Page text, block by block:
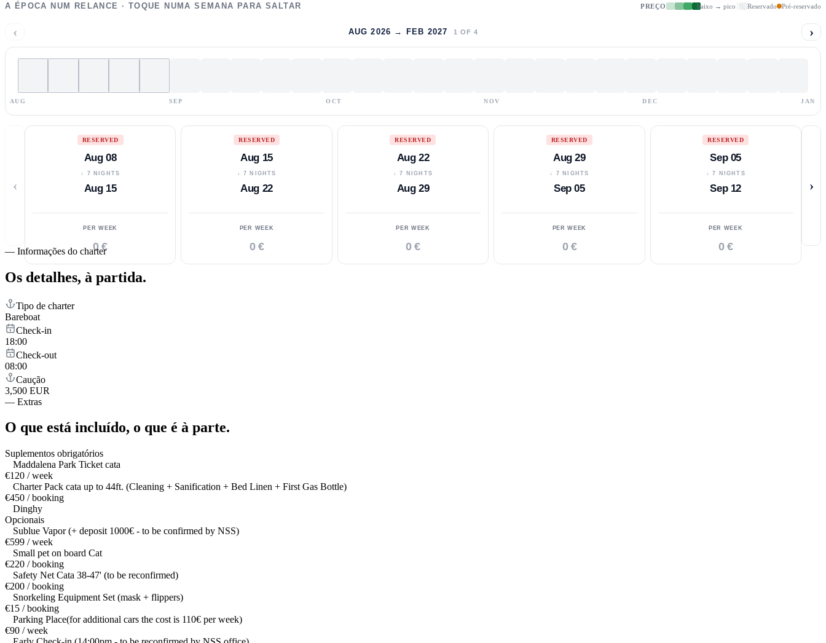
A ÉPOCA NUM RELANCE · TOQUE NUMA SEMANA PARA SALTAR PREÇO baixo → pico Reservado Pré-reservado
‹ AUG 2026 → FEB 2027 1 OF 4 ›
AUG SEP OCT NOV DEC JAN
‹
RESERVED
Aug 08
↓ 7 NIGHTS
Aug 15
PER WEEK
0 €
RESERVED
Aug 15
↓ 7 NIGHTS
Aug 22
PER WEEK
0 €
RESERVED
Aug 22
↓ 7 NIGHTS
Aug 29
PER WEEK
0 €
RESERVED
Aug 29
↓ 7 NIGHTS
Sep 05
PER WEEK
0 €
RESERVED
Sep 05
↓ 7 NIGHTS
Sep 12
PER WEEK
0 €
›
— Informações do charter
Os detalhes, à partida.
Tipo de charter
Bareboat
Check-in
18:00
Check-out
08:00
Caução
3,500 EUR
— Extras
O que está incluído, o que é à parte.
Suplementos obrigatórios
Maddalena Park Ticket cata
€120 / week
Charter Pack cata up to 44ft. (Cleaning + Sanification + Bed Linen + First Gas Bottle)
€450 / booking
Dinghy
Opcionais
Sublue Vapor (+ deposit 1000€ - to be confirmed by NSS)
€599 / week
Small pet on board Cat
€220 / booking
Safety Net Cata 38-47' (to be reconfirmed)
€200 / booking
Snorkeling Equipment Set (mask + flippers)
€15 / booking
Parking Place(for additional cars the cost is 110€ per week)
€90 / week